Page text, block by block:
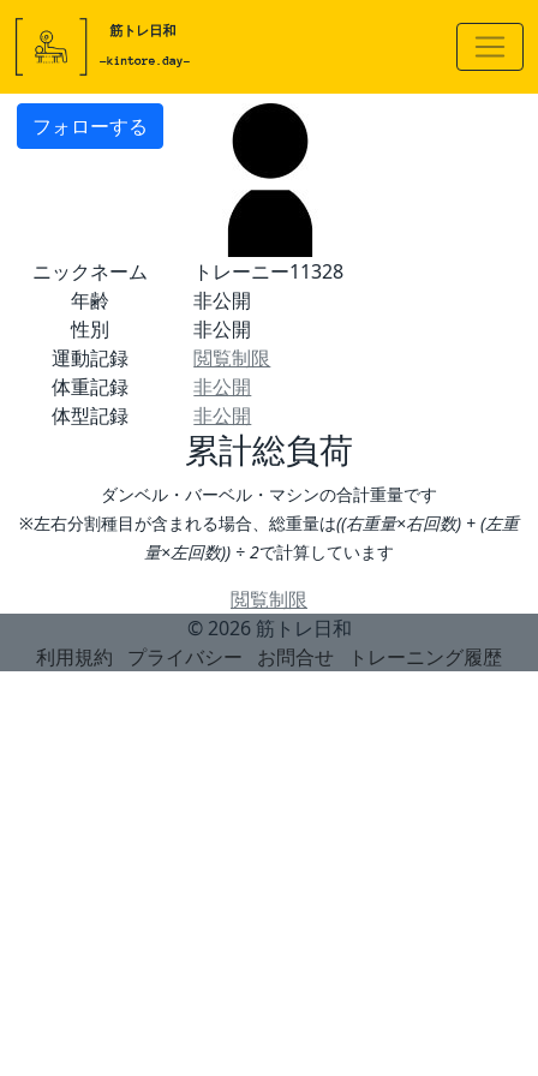
フォローする
ニックネーム
トレーニー11328
年齢
非公開
性別
非公開
運動記録
閲覧制限
体重記録
非公開
体型記録
非公開
累計総負荷
ダンベル・バーベル・マシンの合計重量です
※左右分割種目が含まれる場合、総重量は((右重量×右回数) + (左重
量×左回数)) ÷ 2で計算しています
閲覧制限
© 2026 筋トレ日和
利用規約
プライバシー お問合せ トレーニング履歴